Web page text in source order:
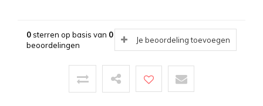
0sterren op basis van 0
beoordelingen
Je beoordeling toevoegen